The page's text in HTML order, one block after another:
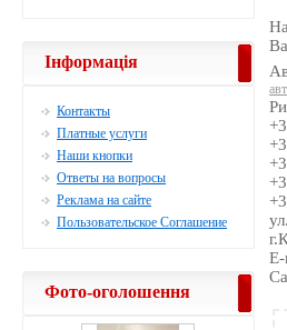
Інформація
Контакты
Платные услуги
Наши кнопки
Ответы на вопросы
Реклама на сайте
Пользовательское Соглашение
Фото-оголошення